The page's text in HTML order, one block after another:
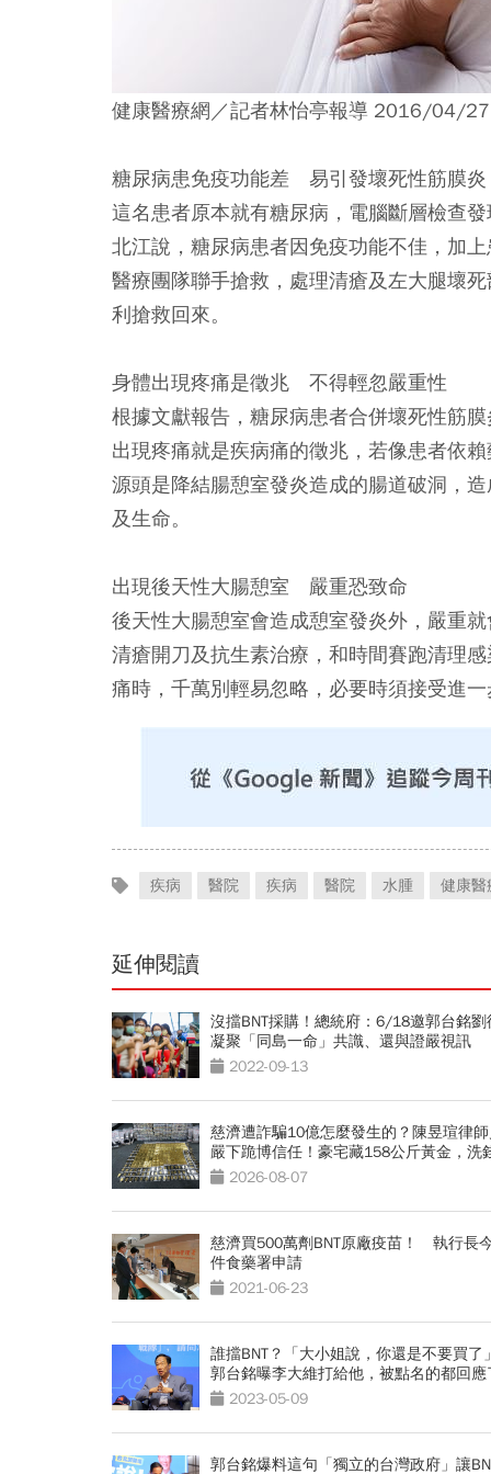
健康醫療網／記者林怡亭報導 2016/04/27
糖尿病患免疫功能差 易引發壞死性筋膜炎
這名患者原本就有糖尿病，電腦斷層檢查
北江說，糖尿病患者因免疫功能不佳，加
醫療團隊聯手搶救，處理清瘡及左大腿壞
利搶救回來。
身體出現疼痛是徵兆 不得輕忽嚴重性
根據文獻報告，糖尿病患者合併壞死性筋
出現疼痛就是疾病痛的徵兆，若像患者依
源頭是降結腸憩室發炎造成的腸道破洞，
及生命。
出現後天性大腸憩室 嚴重恐致命
後天性大腸憩室會造成憩室發炎外，嚴重
清瘡開刀及抗生素治療，和時間賽跑清理
痛時，千萬別輕易忽略，必要時須接受進
疾病 醫院 疾病 醫院 水腫 健康醫
延伸閱讀
沒擋BNT採購！總統府：6/18邀郭台銘劉
凝聚「同島一命」共識、還與證嚴視訊
2022-09-13
慈濟遭詐騙10億怎麼發生的？陳昱瑄律
嚴下跪博信任！豪宅藏158公斤黃金，洗
法曝光…慈濟回應了
2026-08-07
慈濟買500萬劑BNT原廠疫苗！ 執行長
件食藥署申請
2021-06-23
誰擋BNT？「大小姐說，你還是不要買
郭台銘曝李大維打給他，被點名的都回應
2023-05-09
郭台銘爆料這句「獨立的台灣政府」讓